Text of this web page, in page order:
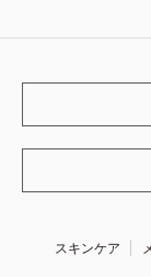
スキンケア